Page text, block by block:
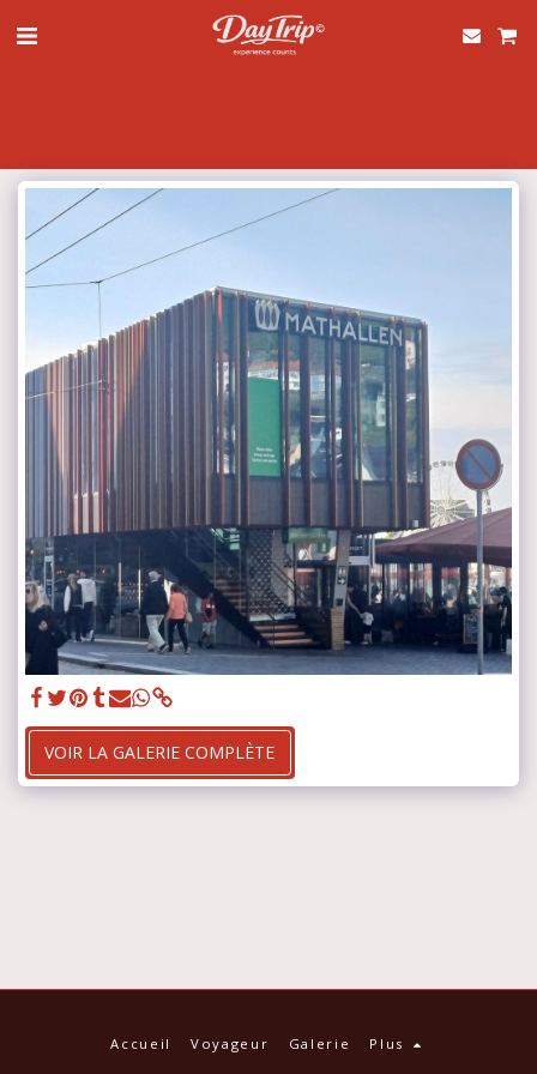
VOIR LA GALERIE COMPLÈTE
Accueil Voyageur Galerie Plus